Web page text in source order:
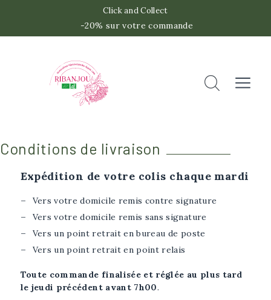
Click and Collect
-20% sur votre commande
Conditions de livraison
Expédition de votre colis chaque mardi
Vers votre domicile remis contre signature
Vers votre domicile remis sans signature
Vers un point retrait en bureau de poste
Vers un point retrait en point relais
Toute commande finalisée et réglée au plus tard
le jeudi précédent avant 7h00.